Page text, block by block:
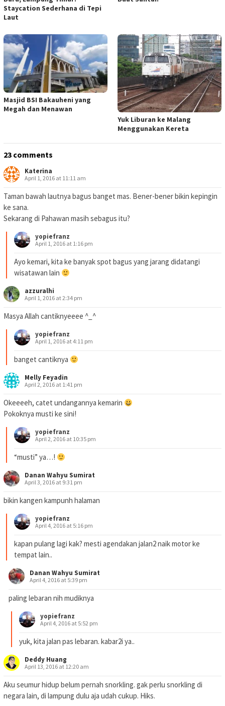
Staycation Sederhana di Tepi
Laut
Masjid BSI Bakauheni yang
Megah dan Menawan
Yuk Liburan ke Malang
Menggunakan Kereta
23 comments
Katerina
April 1, 2016 at 11:11 am
Taman bawah lautnya bagus banget mas. Bener-bener bikin kepingin
ke sana.
Sekarang di Pahawan masih sebagus itu?
yopiefranz
April 1, 2016 at 1:16 pm
Ayo kemari, kita ke banyak spot bagus yang jarang didatangi
wisatawan lain
azzuralhi
April 1, 2016 at 2:34 pm
Masya Allah cantiknyeeee ^_^
yopiefranz
April 1, 2016 at 4:11 pm
banget cantiknya
Melly Feyadin
April 2, 2016 at 1:41 pm
Okeeeeh, catet undangannya kemarin
Pokoknya musti ke sini!
yopiefranz
April 2, 2016 at 10:35 pm
“musti” ya…!
Danan Wahyu Sumirat
April 3, 2016 at 9:31 pm
bikin kangen kampunh halaman
yopiefranz
April 4, 2016 at 5:16 pm
kapan pulang lagi kak? mesti agendakan jalan2 naik motor ke
tempat lain..
Danan Wahyu Sumirat
April 4, 2016 at 5:39 pm
paling lebaran nih mudiknya
yopiefranz
April 4, 2016 at 5:52 pm
yuk, kita jalan pas lebaran. kabar2i ya..
Deddy Huang
April 13, 2016 at 12:20 am
Aku seumur hidup belum pernah snorkling. gak perlu snorkling di
negara lain, di lampung dulu aja udah cukup. Hiks.